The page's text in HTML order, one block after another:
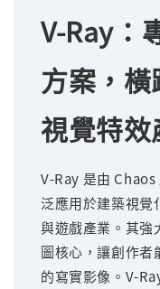
V-Ray：
方案，
視覺特效
V-Ray 是由
泛應用於建築視覺
與遊戲產業。其強
圖核心，讓創作者
的寫實影像。V-